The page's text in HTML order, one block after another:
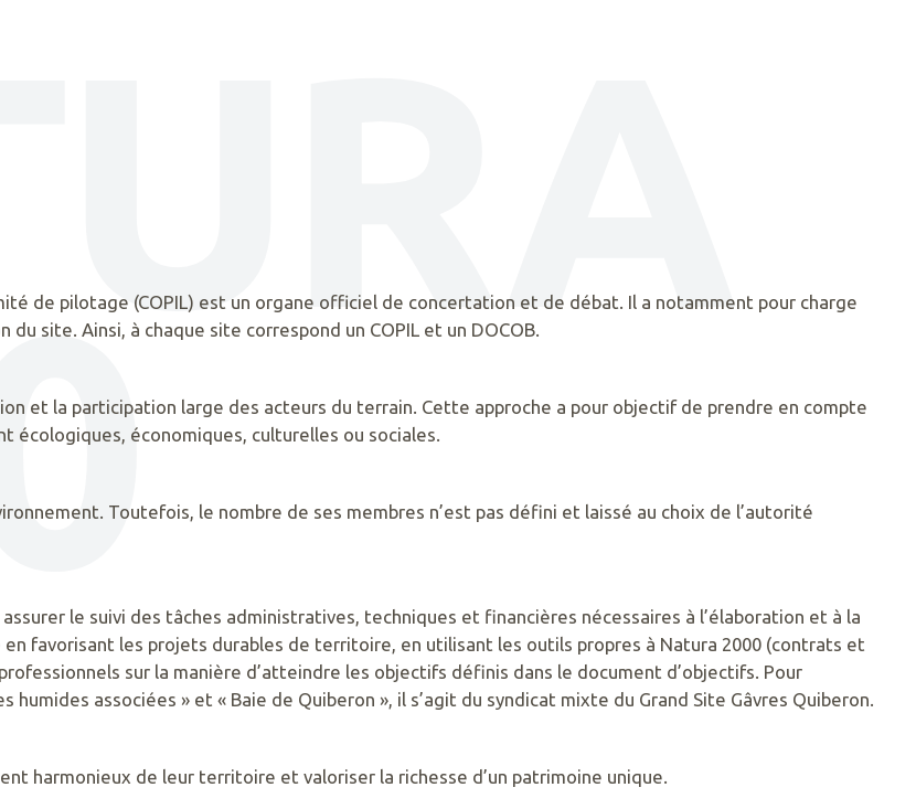
de pilotage (COPIL) est un organe officiel de concertation et de débat. Il a notamment pour charge
du site. Ainsi, à chaque site correspond un COPIL et un DOCOB.
et la participation large des acteurs du terrain. Cette approche a pour objectif de prendre en compte
écologiques, économiques, culturelles ou sociales.
Toutefois, le nombre de ses membres n’est pas défini et laissé au choix de l’autorité
le suivi des tâches administratives, techniques et financières nécessaires à l’élaboration et à la
favorisant les projets durables de territoire, en utilisant les outils propres à Natura 2000 (contrats et
sur la manière d’atteindre les objectifs définis dans le document d’objectifs. Pour
humides associées » et « Baie de Quiberon », il s’agit du syndicat mixte du Grand Site Gâvres Quiberon.
harmonieux de leur territoire et valoriser la richesse d’un patrimoine unique.